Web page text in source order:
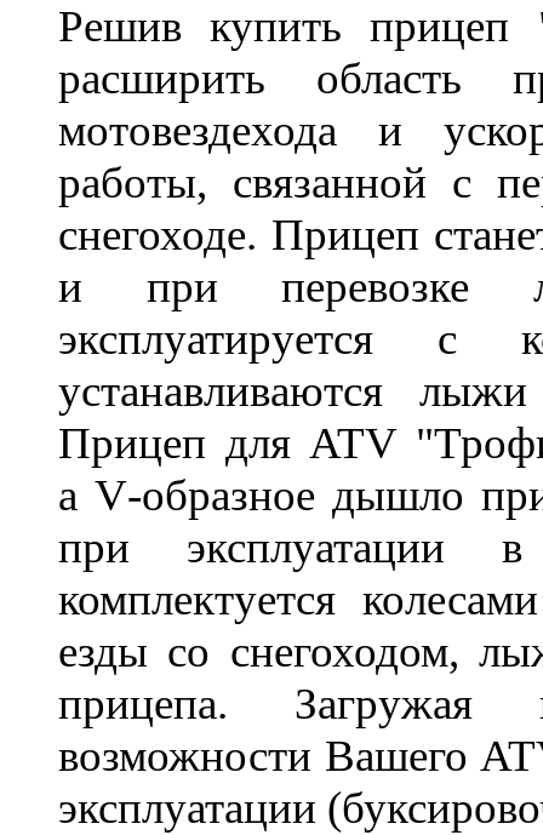
Решив купить прицеп
расширить область
мотовездехода и
работы, связанной с
снегоходе. Прицеп
и при перевозке
эксплуатируется с
устанавливаются
Прицеп для ATV
а V-образное дышло
при эксплуатации
комплектуется
езды со снегоходом,
прицепа. Загружая
возможности Вашего
эксплуатации